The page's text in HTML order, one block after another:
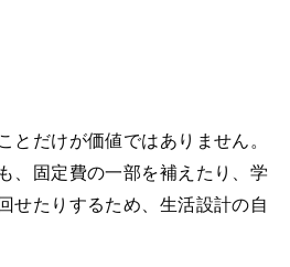
とだけが価値ではありません。
、固定費の一部を補えたり、学
せたりするため、生活設計の自